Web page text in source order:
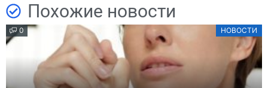
Похожие новости
0 НОВОСТИ